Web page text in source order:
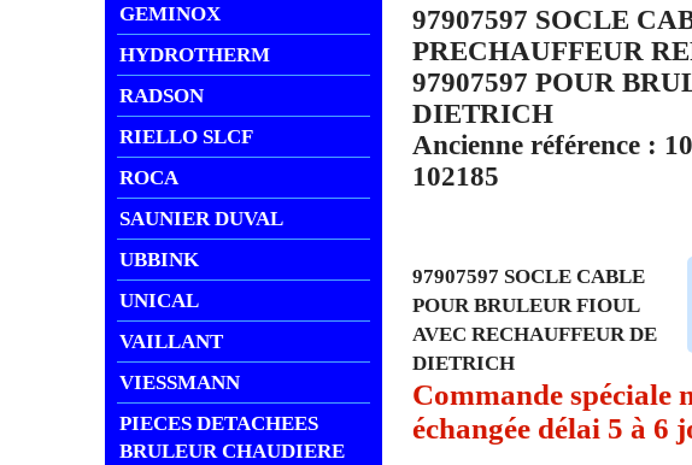
GEMINOX
HYDROTHERM
RADSON
RIELLO SLCF
ROCA
SAUNIER DUVAL
UBBINK
UNICAL
VAILLANT
VIESSMANN
PIECES DETACHEES
BRULEUR CHAUDIERE
97907597 SOCLE
PRECHAUFFEUR
97907597 POUR
DIETRICH
Ancienne référence :
102185
97907597 SOCLE CABLE
POUR BRULEUR FIOUL
AVEC RECHAUFFEUR DE
DIETRICH
Commande spéciale
échangée délai 5 à 6